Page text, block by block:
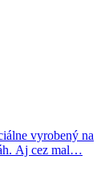
vyrobený na
Aj cez mal…